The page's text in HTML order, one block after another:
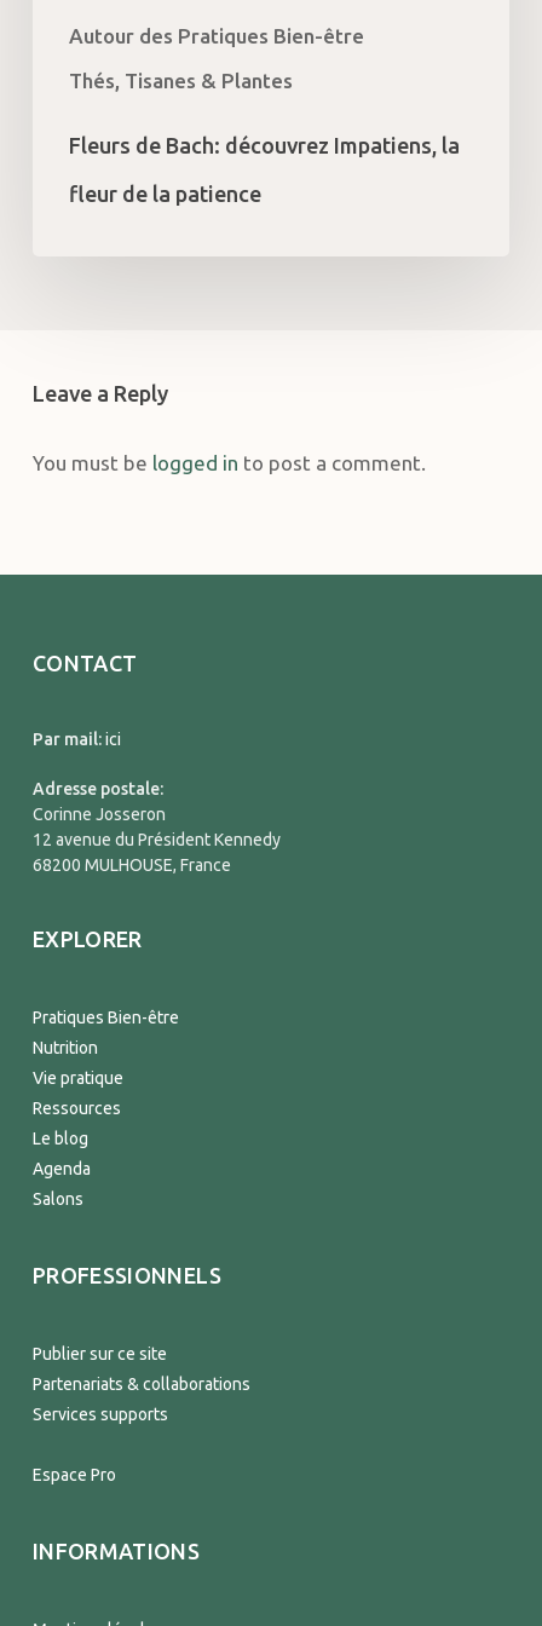
Autour des Pratiques Bien-être
Thés, Tisanes & Plantes
Fleurs de Bach: découvrez Impatiens, la
fleur de la patience
Leave a Reply
You must be logged in to post a comment.
CONTACT
Par mail:ici
Adresse postale:
Corinne Josseron
12 avenue du Président Kennedy
68200 MULHOUSE, France
EXPLORER
Pratiques Bien-être
Nutrition
Vie pratique
Ressources
Le blog
Agenda
Salons
PROFESSIONNELS
Publier sur ce site
Partenariats & collaborations
Services supports
Espace Pro
INFORMATIONS